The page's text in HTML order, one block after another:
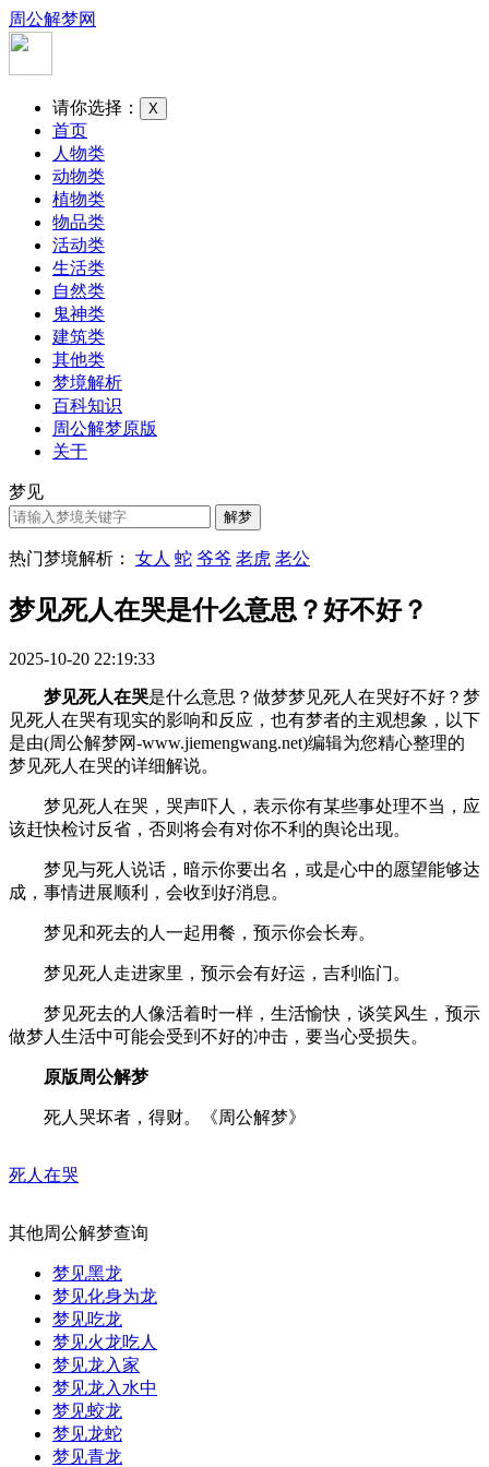
周公解梦网
请你选择： X
首页
人物类
动物类
植物类
物品类
活动类
生活类
自然类
鬼神类
建筑类
其他类
梦境解析
百科知识
周公解梦原版
关于
梦见
热门梦境解析： 女人 蛇 爷爷 老虎 老公
梦见死人在哭是什么意思？好不好？
2025-10-20 22:19:33
梦见死人在哭是什么意思？做梦梦见死人在哭好不好？梦
见死人在哭有现实的影响和反应，也有梦者的主观想象，以下
是由(周公解梦网-www.jiemengwang.net)编辑为您精心整理的
梦见死人在哭的详细解说。
梦见死人在哭，哭声吓人，表示你有某些事处理不当，应
该赶快检讨反省，否则将会有对你不利的舆论出现。
梦见与死人说话，暗示你要出名，或是心中的愿望能够达
成，事情进展顺利，会收到好消息。
梦见和死去的人一起用餐，预示你会长寿。
梦见死人走进家里，预示会有好运，吉利临门。
梦见死去的人像活着时一样，生活愉快，谈笑风生，预示
做梦人生活中可能会受到不好的冲击，要当心受损失。
原版周公解梦
死人哭坏者，得财。《周公解梦》
死人在哭
其他周公解梦查询
梦见黑龙
梦见化身为龙
梦见吃龙
梦见火龙吃人
梦见龙入家
梦见龙入水中
梦见蛟龙
梦见龙蛇
梦见青龙